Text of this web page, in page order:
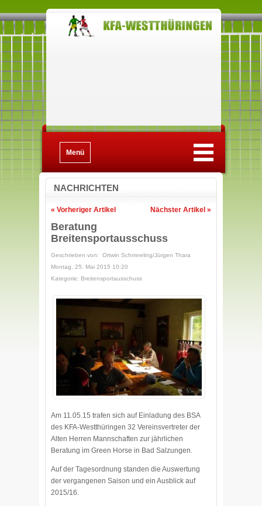
Menü
NACHRICHTEN
Nächster Artikel »
« Vorheriger Artikel
Beratung
Breitensportausschuss
Geschrieben von: Ortwin Schmneling/Jürgen Thara
Montag, 25. Mai 2015 10:20
Kategorie: Breitensportausschuss
Am 11.05.15 trafen sich auf Einladung des BSA
des KFA-Westthüringen 32 Vereinsvertreter der
Alten Herren Mannschaften zur jährlichen
Beratung im Green Horse in Bad Salzungen.
Auf der Tagesordnung standen die Auswertung
der vergangenen Saison und ein Ausblick auf
2015/16.